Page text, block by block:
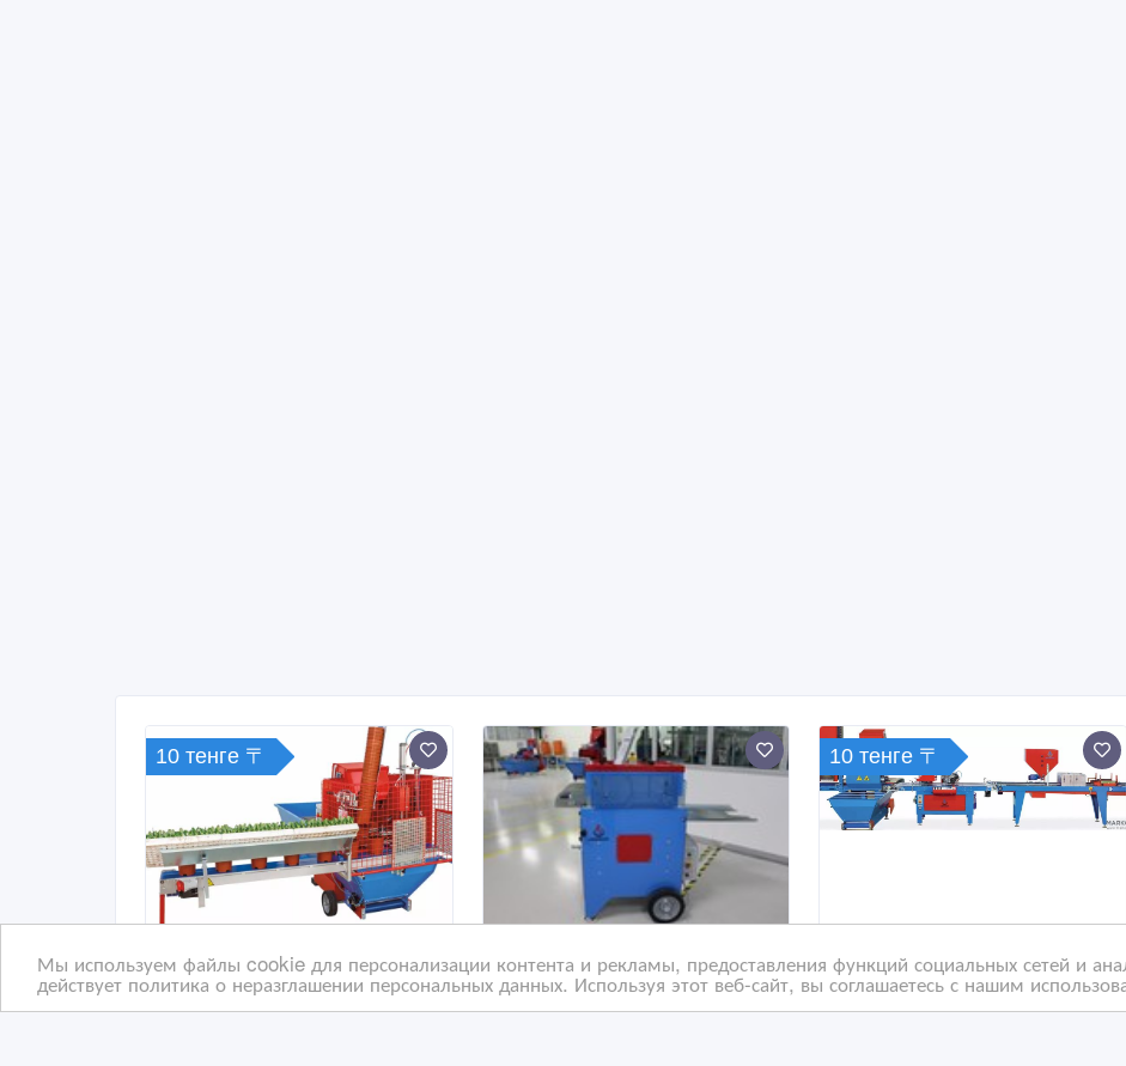
Мы используем файлы cookie для персонализации контента и рекламы, предоставления функций социальных сетей и
действует политика о неразглашении персональных данных. Используя этот веб-сайт, вы соглашаетесь с нашим
10 тенге 〒 10 тенге 〒